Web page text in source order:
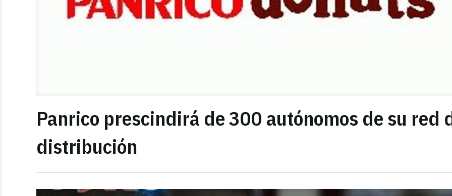
Panrico prescindirá de 300 autónomos de su red
distribución